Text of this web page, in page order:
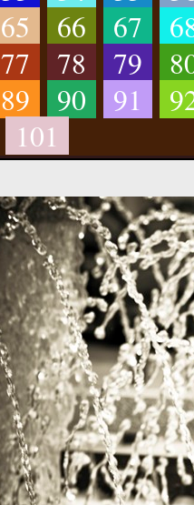
65 66 67
77 78 79
89 90 91
101